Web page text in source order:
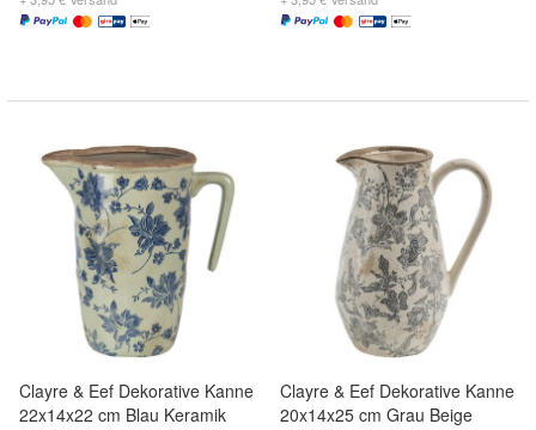
Clayre & Eef Dekorative Kanne
22x14x22 cm Blau Keramik
Clayre & Eef Dekorative Kanne
20x14x25 cm Grau Beige